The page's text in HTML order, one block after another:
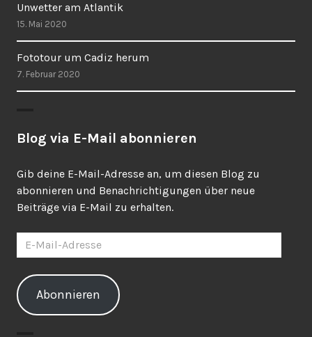
Unwetter am Atlantik
15. Mai 2020
Fototour um Cadiz herum
7. Februar 2020
Blog via E-Mail abonnieren
Gib deine E-Mail-Adresse an, um diesen Blog zu
abonnieren und Benachrichtigungen über neue
Beiträge via E-Mail zu erhalten.
Mail-
Adresse
Abonnieren